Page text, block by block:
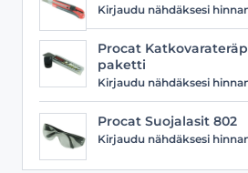
Kirjaudu nähdäksesi
Procat
paketti
Kirjaudu nähdäksesi
Procat Suojalasit 802
Kirjaudu nähdäksesi